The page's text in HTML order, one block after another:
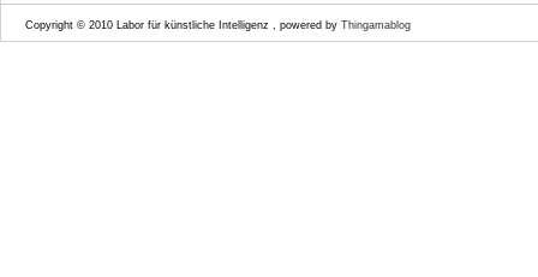
Copyright © 2010 Labor für künstliche Intelligenz , powered by Thingamablog